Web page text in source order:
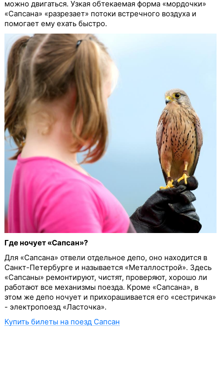
можно двигаться. Узкая обтекаемая форма «мордочки»
«Сапсана» «разрезает» потоки встречного воздуха и
помогает ему ехать быстро.
Где ночует «Сапсан»?
Для «Сапсана» отвели отдельное депо, оно находится в
Санкт-Петербурге и называется «Металлострой». Здесь
«Сапсаны» ремонтируют, чистят, проверяют, хорошо ли
работают все механизмы поезда. Кроме «Сапсана», в
этом же депо ночует и прихорашивается его «сестричка»
- электропоезд «Ласточка».
Купить билеты на поезд Сапсан